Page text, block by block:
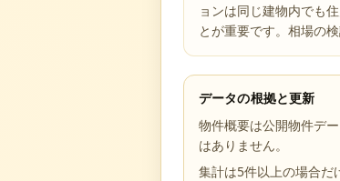
ョンは同じ建物内でも
とが重要です。相場の
データの根拠と更新
物件概要は公開物件デ
はありません。
集計は5件以上の場合だ